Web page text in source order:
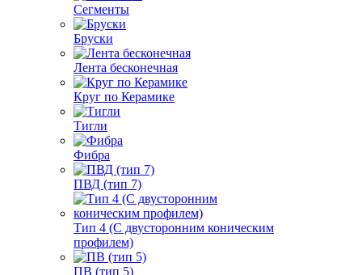
Сегменты
Бруски
Лента бесконечная
Круг по Керамике
Тигли
Фибра
ПВД (тип 7)
Тип 4 (С двусторонним коническим
профилем)
ПВ (тип 5)